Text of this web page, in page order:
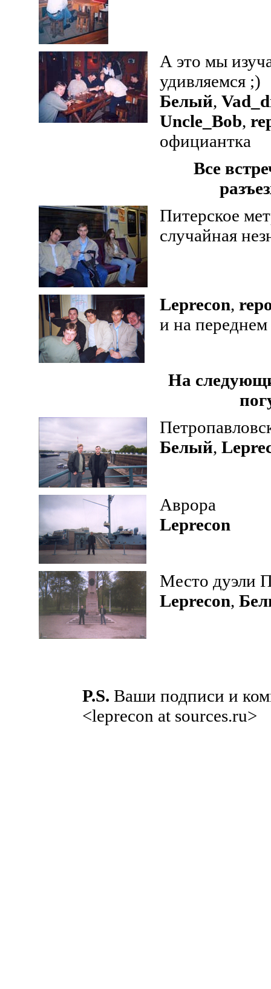
А это мы
удивляемся ;)
Белый,
Uncle_Bob,
официантка
Все
Питерское
случайная
Leprecon,
и на
На
Белый,
Аврора
Leprecon
Место дуэли
Leprecon,
P.S. Ваши подписи и
<leprecon at sources.ru>